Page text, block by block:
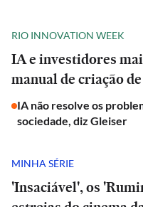
RIO INNOVATION WEEK
IA e investidores
manual de criação
IA não resolve os
sociedade, diz Gleiser
MINHA SÉRIE
'Insaciável', os